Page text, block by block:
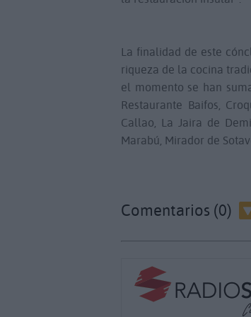
La finalidad de este
riqueza de la cocina
el momento se han
Restaurante Baifos,
Callao, La Jaira de
Marabú, Mirador de
Comentarios (0)